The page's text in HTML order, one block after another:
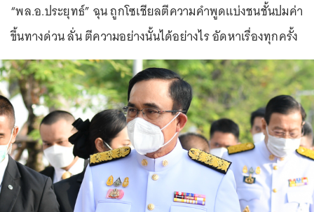
“พล.อ.ประยุทธ์” ฉุน ถูกโซเชียลตีความคำพูดแบ่งชนชั้นปมค่า
ขึ้นทางด่วน ลั่น ตีความอย่างนั้นได้อย่างไร อัดหาเรื่องทุกครั้ง